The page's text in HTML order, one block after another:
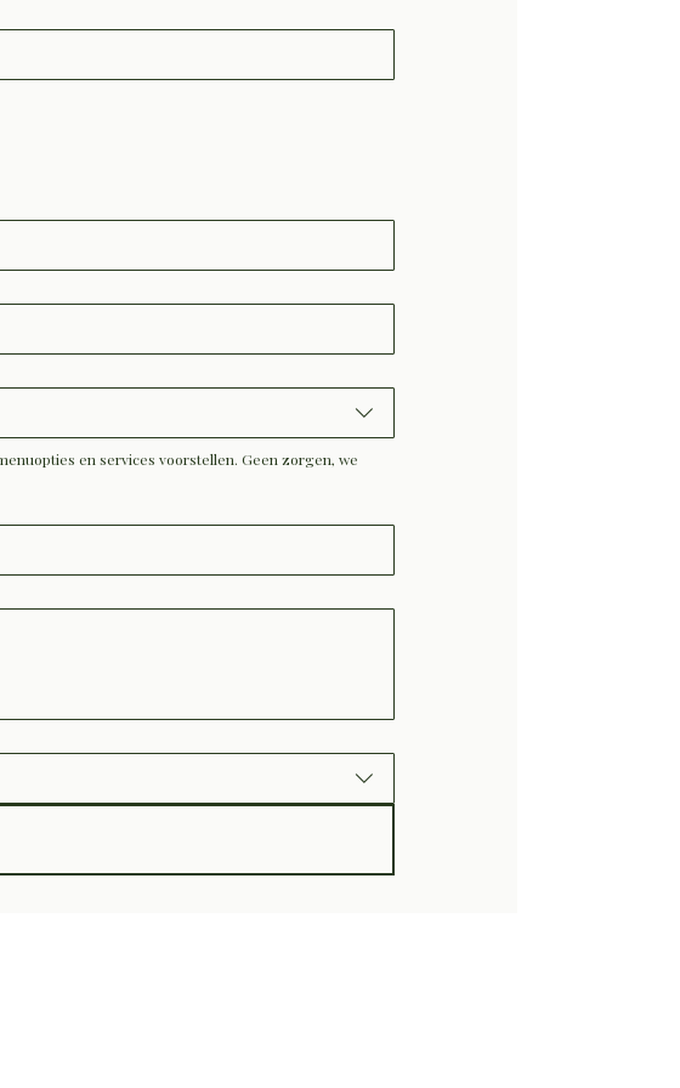
en services voorstellen. Geen zorgen, we